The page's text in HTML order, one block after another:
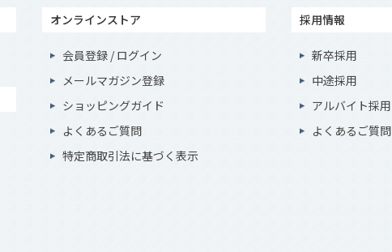
オンラインストア
会員登録 / ログイン
メールマガジン登録
ショッピングガイド
よくあるご質問
特定商取引法に基づく表示
採用情報
新卒採用
中途採用
アルバイト採用
よくあるご質問